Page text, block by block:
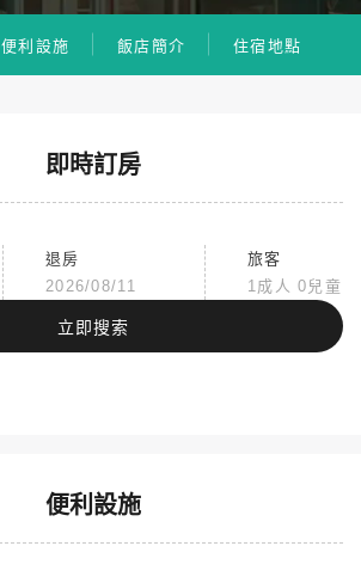
便利設施 飯店簡介 住宿地點
即時訂房
退房
2026/08/11
旅客
1成人 0兒童
立即搜索
便利設施